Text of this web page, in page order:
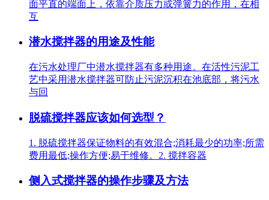
面平直的端面上，依靠介质压力或弹簧力的作用，在相
互
潜水搅拌器的用途及性能
在污水处理厂中潜水搅拌器有多种用途。在活性污泥工
艺中采用潜水搅拌器可防止污泥沉积在池底部，将污水
与回
脱硫搅拌器应该如何选型？
1. 脱硫搅拌器保证物料的有效混合;消耗最少的功率;所需
费用最低;操作方便;易于维修。2. 搅拌容器
侧入式搅拌器的操作步骤及方法